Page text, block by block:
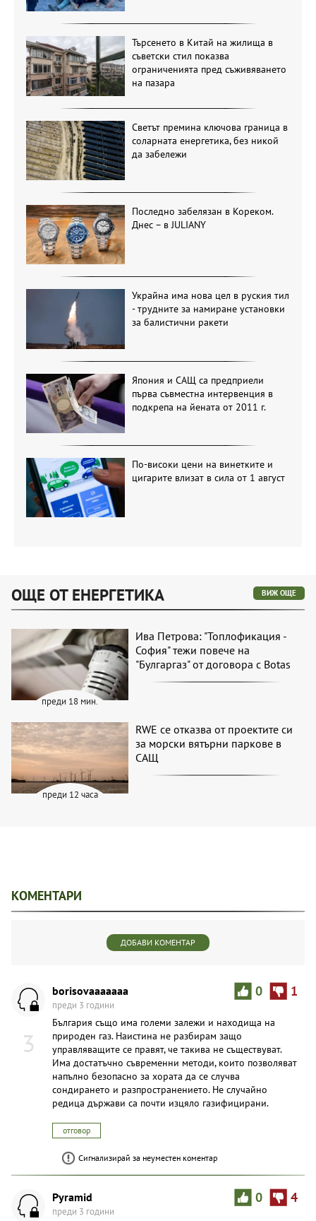
Търсенето в Китай на жилища в
съветски стил показва
ограниченията пред съживяването
на пазара
Светът премина ключова граница в
соларната енергетика, без никой
да забележи
Последно забелязан в Кореком.
Днес – в JULIANY
Украйна има нова цел в руския тил
- трудните за намиране установки
за балистични ракети
Япония и САЩ са предприели
първа съвместна интервенция в
подкрепа на йената от 2011 г.
По-високи цени на винетките и
цигарите влизат в сила от 1 август
ОЩЕ ОТ ЕНЕРГЕТИКА ВИЖ ОЩЕ
преди 18 мин.
Ива Петрова: "Топлофикация -
София" тежи повече на
"Булгаргаз" от договора с Botas
преди 12 часа
RWE се отказва от проектите си
за морски вятърни паркове в
САЩ
КОМЕНТАРИ
ДОБАВИ КОМЕНТАР
3
0 1
borisovaaaaaaa
преди 3 години
България също има големи залежи и находища на
природен газ. Наистина не разбирам защо
управляващите се правят, че такива не съществуват.
Има достатъчно съвременни методи, които позволяват
напълно безопасно за хората да се случва
сондирането и разпространението. Не случайно
редица държави са почти изцяло газифицирани.
отговор
Сигнализирай за неуместен коментар
0 4
Pyramid
преди 3 години